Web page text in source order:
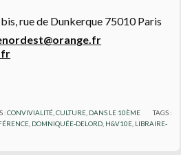
rue de Dunkerque 75010 Paris
:CONVIVIALITÉ, CULTURE, DANS LE 10ÈME
TAGS :
DOMNIQUÉE-DELORD H&V10E LIBRAIRE-